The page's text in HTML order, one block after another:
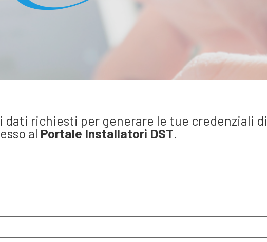
dati richiesti per generare le tue credenziali di
al Portale Installatori DST.